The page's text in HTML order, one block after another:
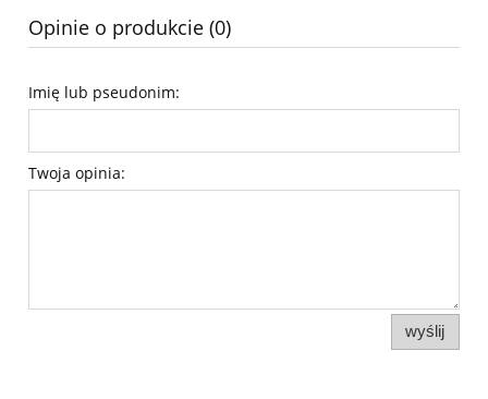
Opinie o produkcie (0)
Imię lub pseudonim:
Twoja opinia:
wyślij